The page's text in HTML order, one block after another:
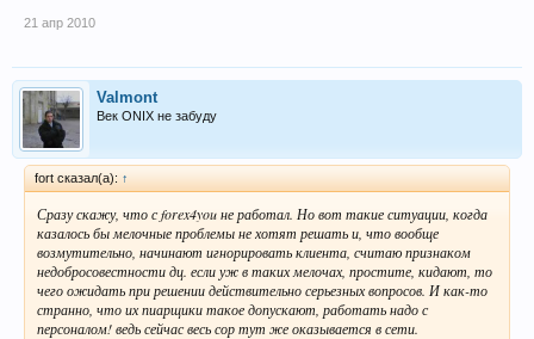
21 апр 2010
Valmont
Век ONIX не забуду
fort сказал(а): ↑
Сразу скажу, что с forex4you не работал. Но вот такие ситуации, когда
казалось бы мелочные проблемы не хотят решать и, что вообще
возмутительно, начинают игнорировать клиента, считаю признаком
недобросовестности дц. если уж в таких мелочах, простите, кидают, то
чего ожидать при решении действительно серьезных вопросов. И как-то
странно, что их пиарщики такое допускают, работать надо с
персоналом! ведь сейчас весь сор тут же оказывается в сети.